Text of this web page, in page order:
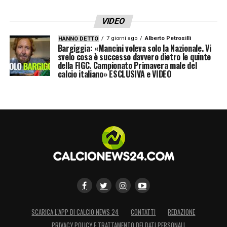
LA PLAYLIST DELLE NOSTRE TOP NEWS
VIDEO
HANNO DETTO 7 giorni ago Alberto Petrosilli
Bargiggia: «Mancini voleva solo la Nazionale. Vi
svelo cosa è successo davvero dietro le quinte
della FIGC. Campionato Primavera male del
calcio italiano» ESCLUSIVA e VIDEO
SCARICA L’APP DI CALCIO NEWS 24 CONTATTI
REDAZIONE